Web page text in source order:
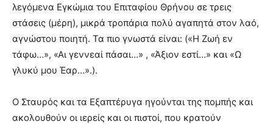
λεγόμενα Εγκώμια του Επιταφίου Θρήνου σε τρεις
στάσεις (μέρη), μικρά τροπάρια πολύ αγαπητά στον λαό,
αγνώστου ποιητή. Τα πιο γνωστά είναι: («Η Ζωή εν
τάφω…», «Αι γεννεαί πάσαι…» , «Άξιον εστί…» και «Ω
γλυκύ μου Έαρ…».).
Ο Σταυρός και τα Εξαπτέρυγα ηγούνται της πομπής και
ακολουθούν οι ιερείς και οι πιστοί, που κρατούν